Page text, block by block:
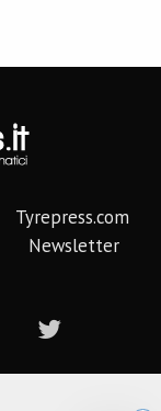
Tyrepress.com
Newsletter